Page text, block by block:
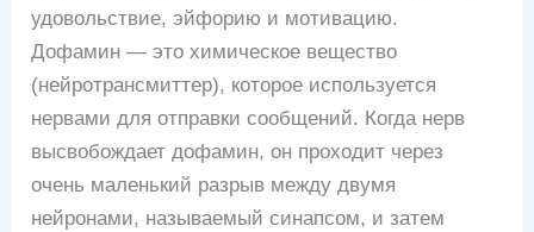
удовольствие, эйфорию и мотивацию.
Дофамин — это химическое вещество
(нейротрансмиттер), которое используется
нервами для отправки сообщений. Когда нерв
высвобождает дофамин, он проходит через
очень маленький разрыв между двумя
нейронами, называемый синапсом, и затем